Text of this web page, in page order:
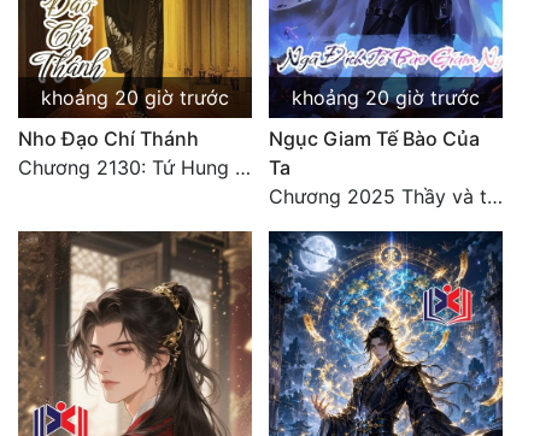
Cẩu Đạo Trường Sinh
Ngự Thú
Truyện Nam
Vô Địch Lưu
Xây Dựng Thế Lực
Đam Mỹ
Đẹp
khoảng 20 giờ trước
Nho Đạo Chí Thánh
Chương 2130: Tứ Hung Cổ Yêu
khoảng 20 giờ trước
Ngục Giam Tế Bào Của
Ta
Chương 2025 Thầy và trò